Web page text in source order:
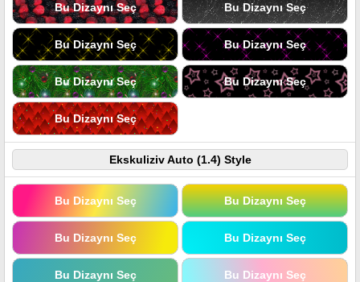
Bu Dizaynı Seç Bu Dizaynı Seç
Bu Dizaynı Seç Bu Dizaynı Seç
Bu Dizaynı Seç Bu Dizaynı Seç
Bu Dizaynı Seç
Ekskuliziv Auto (1.4) Style
Bu Dizaynı Seç Bu Dizaynı Seç
Bu Dizaynı Seç Bu Dizaynı Seç
Bu Dizaynı Seç Bu Dizaynı Seç